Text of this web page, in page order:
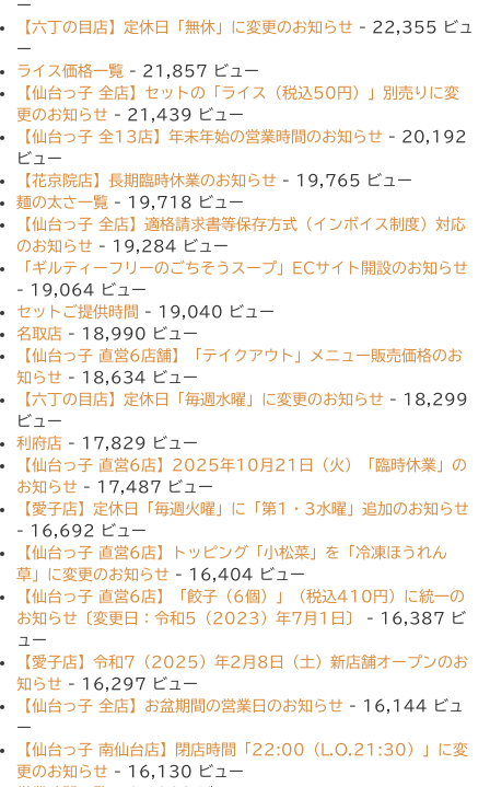
ー
【六丁の目店】定休日「無休」に変更のお知らせ - 22,355 ビュ
ー
ライス価格一覧 - 21,857 ビュー
【仙台っ子 全店】セットの「ライス（税込50円）」別売りに変
更のお知らせ - 21,439 ビュー
【仙台っ子 全13店】年末年始の営業時間のお知らせ - 20,192
ビュー
【花京院店】長期臨時休業のお知らせ - 19,765 ビュー
麺の太さ一覧 - 19,718 ビュー
【仙台っ子 全店】適格請求書等保存方式（インボイス制度）対応
のお知らせ - 19,284 ビュー
「ギルティーフリーのごちそうスープ」ECサイト開設のお知らせ
- 19,064 ビュー
セットご提供時間 - 19,040 ビュー
名取店 - 18,990 ビュー
【仙台っ子 直営6店舗】「テイクアウト」メニュー販売価格のお
知らせ - 18,634 ビュー
【六丁の目店】定休日「毎週水曜」に変更のお知らせ - 18,299
ビュー
利府店 - 17,829 ビュー
【仙台っ子 直営6店】2025年10月21日（火）「臨時休業」の
お知らせ - 17,487 ビュー
【愛子店】定休日「毎週火曜」に「第1・3水曜」追加のお知らせ
- 16,692 ビュー
【仙台っ子 直営6店】トッピング「小松菜」を「冷凍ほうれん
草」に変更のお知らせ - 16,404 ビュー
【仙台っ子 直営6店】「餃子（6個）」（税込410円）に統一の
お知らせ〔変更日：令和5（2023）年7月1日〕
- 16,387 ビ
ュー
【愛子店】令和7（2025）年2月8日（土）新店舗オープンのお
知らせ - 16,297 ビュー
【仙台っ子 全店】お盆期間の営業日のお知らせ - 16,144 ビュ
ー
【仙台っ子 南仙台店】閉店時間「22:00（L.O.21:30）」に変
更のお知らせ - 16,130 ビュー